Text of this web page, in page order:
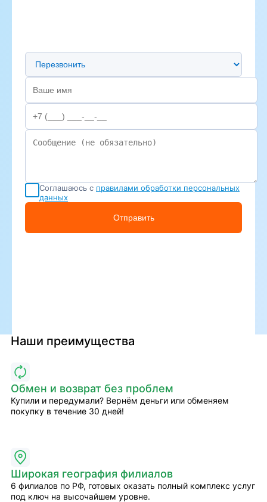
Предпочтительный способ связи
Соглашаюсь с правилами обработки персональных
данных
Отправить
Наши преимущества
Обмен и возврат без проблем
Купили и передумали? Вернём деньги или обменяем
покупку в течение 30 дней!
Широкая география филиалов
6 филиалов по РФ, готовых оказать полный комплекс услуг
под ключ на высочайшем уровне.